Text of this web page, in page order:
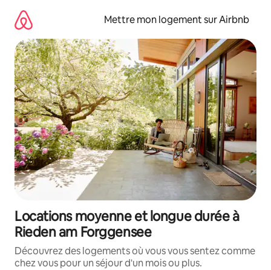
directement
contenu
Mettre mon logement sur Airbnb
Locations moyenne et longue durée à
Rieden am Forggensee
Découvrez des logements où vous vous sentez comme
chez vous pour un séjour d'un mois ou plus.